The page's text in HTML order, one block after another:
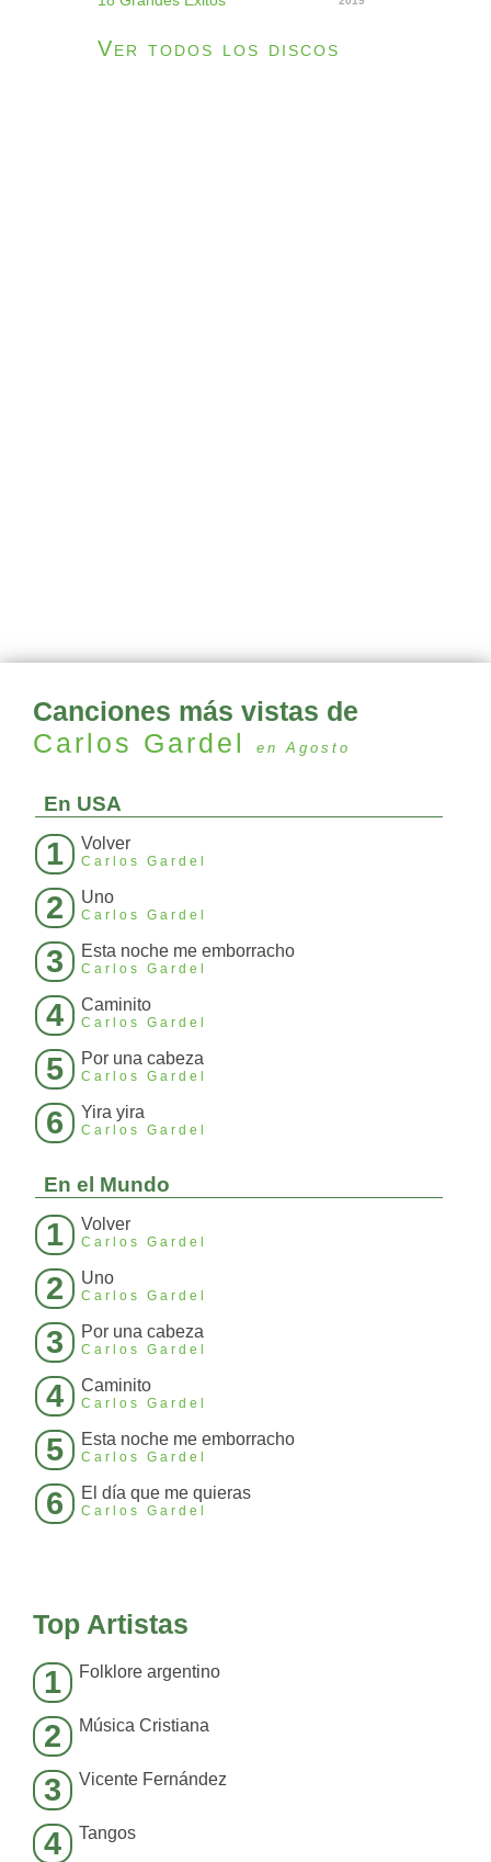
Ver todos los discos
Canciones más vistas de
Carlos Gardel
en Agosto
En USA
1 Volver
Carlos Gardel
2 Uno
Carlos Gardel
3 Esta noche me emborracho
Carlos Gardel
4 Caminito
Carlos Gardel
5 Por una cabeza
Carlos Gardel
6 Yira yira
Carlos Gardel
En el Mundo
1 Volver
Carlos Gardel
2 Uno
Carlos Gardel
3 Por una cabeza
Carlos Gardel
4 Caminito
Carlos Gardel
5 Esta noche me emborracho
Carlos Gardel
6 El día que me quieras
Carlos Gardel
Top Artistas
1 Folklore argentino
2 Música Cristiana
3 Vicente Fernández
4 Tangos